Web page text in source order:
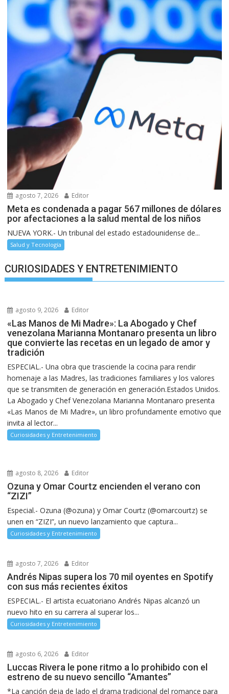
agosto 7, 2026 Editor
Meta es condenada a pagar 567 millones de dólares
por afectaciones a la salud mental de los niños
NUEVA YORK.- Un tribunal del estado estadounidense de...
Salud y Tecnología
CURIOSIDADES Y ENTRETENIMIENTO
agosto 9, 2026 Editor
«Las Manos de Mi Madre»: La Abogado y Chef
venezolana Marianna Montanaro presenta un libro
que convierte las recetas en un legado de amor y
tradición
ESPECIAL.- Una obra que trasciende la cocina para rendir
homenaje a las Madres, las tradiciones familiares y los valores
que se transmiten de generación en generación.Estados Unidos.
La Abogado y Chef Venezolana Marianna Montanaro presenta
«Las Manos de Mi Madre», un libro profundamente emotivo que
invita al lector...
Curiosidades y Entretenimiento
agosto 8, 2026 Editor
Ozuna y Omar Courtz encienden el verano con
“ZIZI”
Especial.- Ozuna (@ozuna) y Omar Courtz (@omarcourtz) se
unen en “ZIZI”, un nuevo lanzamiento que captura...
Curiosidades y Entretenimiento
agosto 7, 2026 Editor
Andrés Nipas supera los 70 mil oyentes en Spotify
con sus más recientes éxitos
ESPECIAL.- El artista ecuatoriano Andrés Nipas alcanzó un
nuevo hito en su carrera al superar los...
Curiosidades y Entretenimiento
agosto 6, 2026 Editor
Luccas Rivera le pone ritmo a lo prohibido con el
estreno de su nuevo sencillo “Amantes”
*La canción deja de lado el drama tradicional del romance para